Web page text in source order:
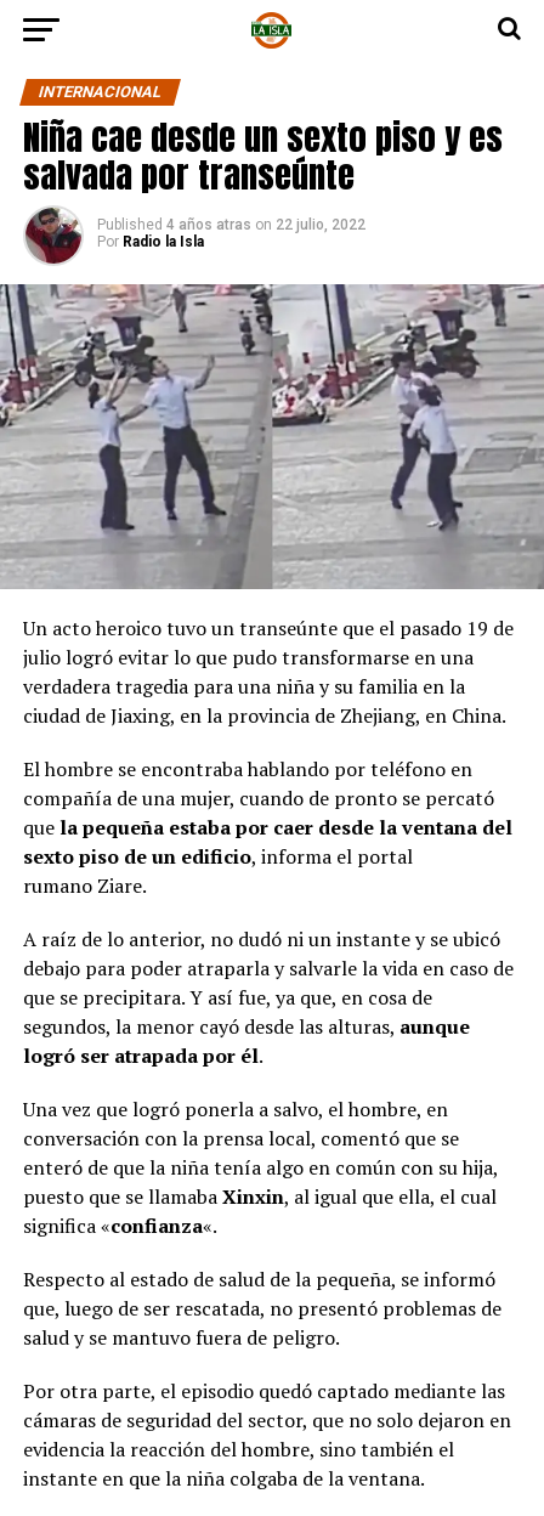
INTERNACIONAL
Niña cae desde un sexto piso y es
salvada por transeúnte
Published 4 años atras on 22 julio, 2022
Por Radio la Isla
Un acto heroico tuvo un transeúnte que el pasado 19 de
julio logró evitar lo que pudo transformarse en una
verdadera tragedia para una niña y su familia en la
ciudad de Jiaxing, en la provincia de Zhejiang, en China.
El hombre se encontraba hablando por teléfono en
compañía de una mujer, cuando de pronto se percató
quela pequeña estaba por caer desde la ventana del
sexto piso de un edificio, informa el portal
rumano Ziare.
A raíz de lo anterior, no dudó ni un instante y se ubicó
debajo para poder atraparla y salvarle la vida en caso de
que se precipitara. Y así fue, ya que, en cosa de
segundos, la menor cayó desde las alturas, aunque
logró ser atrapada por él.
Una vez que logró ponerla a salvo, el hombre, en
conversación con la prensa local, comentó que se
enteró de que la niña tenía algo en común con su hija,
puesto que se llamabaXinxin, al igual que ella, el cual
significa «confianza«.
Respecto al estado de salud de la pequeña, se informó
que, luego de ser rescatada, no presentó problemas de
salud y se mantuvo fuera de peligro.
Por otra parte, el episodio quedó captado mediante las
cámaras de seguridad del sector, que no solo dejaron en
evidencia la reacción del hombre, sino también el
instante en que la niña colgaba de la ventana.